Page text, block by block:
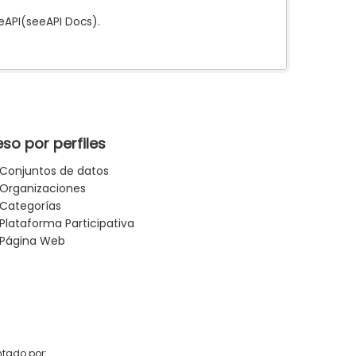
API(seeAPI Docs).
por perfiles
Conjuntos de datos
Organizaciones
Categorías
Plataforma Participativa
Página Web